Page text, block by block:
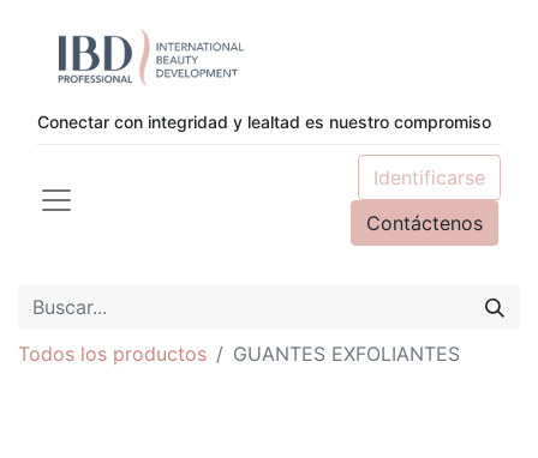
Conectar con integridad y lealtad es nuestro compromiso
Identificarse
Contáctenos
Todos los productos GUANTES EXFOLIANTES